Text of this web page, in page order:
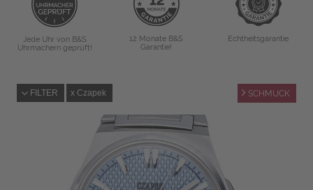
Jede Uhr von B&S
Uhrmachern geprüft!
12 Monate B&S
Garantie!
Echtheitsgarantie
FILTER Czapek SCHMUCK